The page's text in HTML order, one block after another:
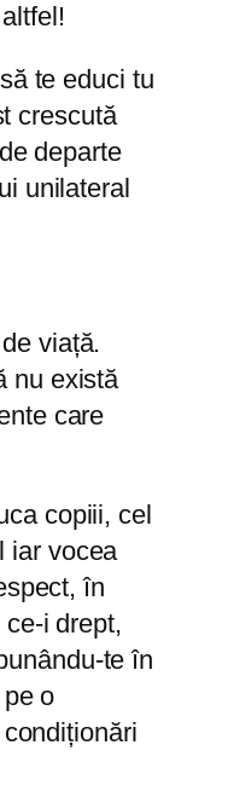
te educi tu
crescută
departe
unilateral
viață.
nu există
care
copiii, cel
iar vocea
în
i drept,
te în
o